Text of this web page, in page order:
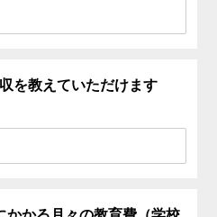
を教えていただけます